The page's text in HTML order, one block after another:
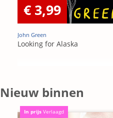
€ 3,99
John Green
Looking for Alaska
Nieuw binnen
In prijs Verlaagd